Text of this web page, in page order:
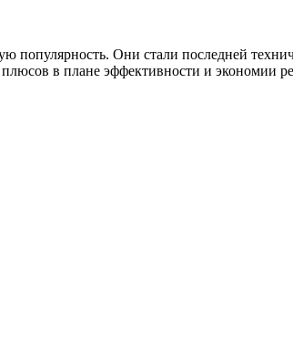
популярность. Они стали последней
в плане эффективности и экономии